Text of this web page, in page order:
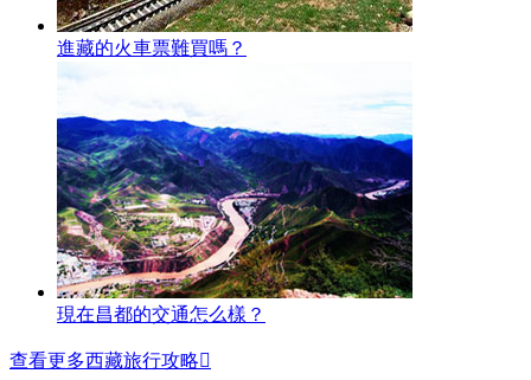
進藏的火車票難買嗎？
現在昌都的交通怎么樣？
查看更多西藏旅行攻略